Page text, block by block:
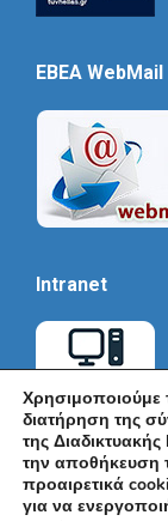
EBEA WebMail
Intranet
Χρησιμοποιούμε
διατήρηση της
της
την αποθήκευση
προαιρετικά
για να